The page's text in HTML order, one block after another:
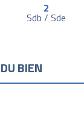
2
Sdb / Sde
BIEN